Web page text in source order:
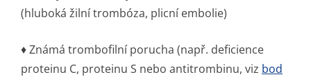
(hluboká žilní trombóza, plicní embolie)
♦ Známá trombofilní porucha (např. deficience
proteinu C, proteinu S nebo antitrombinu, viz bod